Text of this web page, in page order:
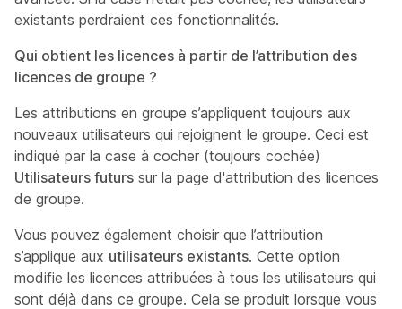
existants perdraient ces fonctionnalités.
Qui obtient les licences à partir de l’attribution des
licences de groupe ?
Les attributions en groupe s’appliquent toujours aux
nouveaux utilisateurs qui rejoignent le groupe. Ceci est
indiqué par la case à cocher (toujours cochée)
Utilisateurs futurs sur la page d'attribution des licences
de groupe.
Vous pouvez également choisir que l’attribution
s’applique aux utilisateurs existants. Cette option
modifie les licences attribuées à tous les utilisateurs qui
sont déjà dans ce groupe. Cela se produit lorsque vous